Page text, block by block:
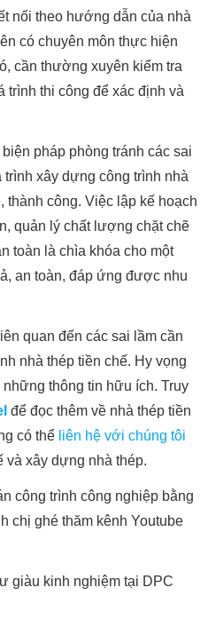
nối theo hướng dẫn của nhà
có chuyên môn thực hiện
cần thường xuyên kiểm tra
trình thi công để xác định và
pháp phòng tránh các sai
trình xây dựng công trình nhà
thành công. Việc lập kế hoạch
quản lý chất lượng chặt chẽ
toàn là chìa khóa cho một
an toàn, đáp ứng được nhu
quan đến các sai lầm cần
nhà thép tiền chế. Hy vọng
thông tin hữu ích. Truy
để đọc thêm về nhà thép tiền
có thể liên hệ với chúng tôi
và xây dựng nhà thép.
công trình công nghiệp bằng
chị ghé thăm kênh Youtube
giàu kinh nghiệm tại DPC